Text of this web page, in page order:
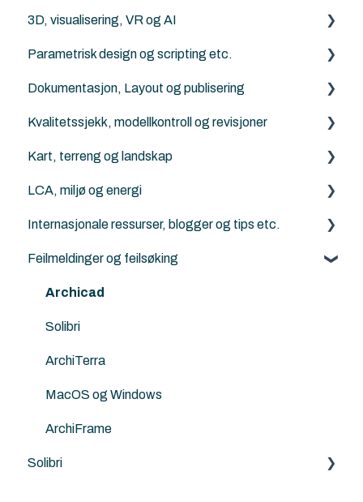
Solibri
IFC Viewers/Verktøy
Punktsky
FBX (.fbx)
Archicad filtyper (.pln, .pla, .tpl and .mod etc.)
KOF
ArchiFrame
Archicad
Solibri
3D, visualisering, VR og AI
Archicad
Twinmotion
AI Visualizer
Parametrisk design og scripting etc.
Python for Archicad
PARAM-O for Archicad
Rhino - Grasshopper
Dokumentasjon, Layout og publisering
Archicad
Kvalitetssjekk, modellkontroll og revisjoner
Solibri
Archicad
Kart, terreng og landskap
Generelt om terreng, kart og Mesh-verktøyet
ArchiTerra
Norkart
Land4
LCA, miljø og energi
Energievaluering
DesignLCA
Internasjonale ressurser, blogger og tips etc.
Graphisoft
Feilmeldinger og feilsøking
Archicad
Solibri
ArchiTerra
MacOS og Windows
ArchiFrame
Solibri